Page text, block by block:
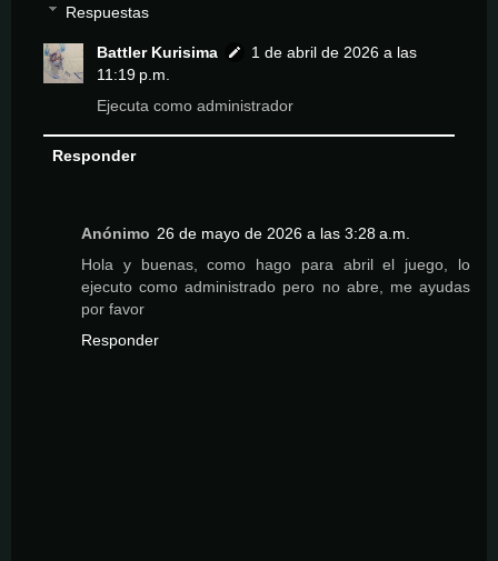
Respuestas
Battler Kurisima
1 de abril de 2026 a las
11:19 p.m.
Ejecuta como administrador
Responder
Anónimo 26 de mayo de 2026 a las 3:28 a.m.
Hola y buenas, como hago para abril el juego, lo
ejecuto como administrado pero no abre, me ayudas
por favor
Responder